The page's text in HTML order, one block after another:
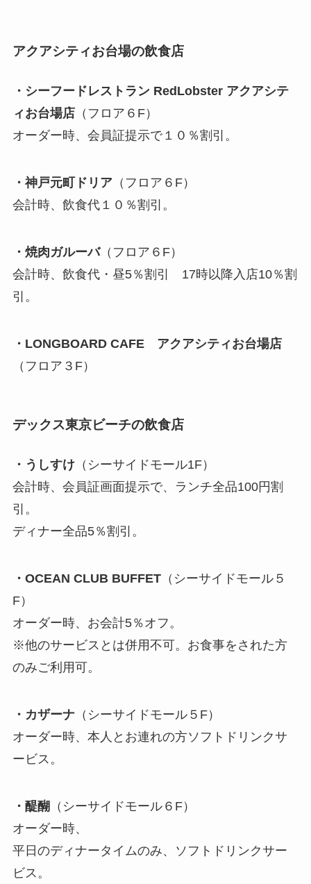
アクアシティお台場の飲食店
・シーフードレストラン RedLobster アクアシテ
ィお台場店（フロア６F）
オーダー時、会員証提示で１０％割引。
・神戸元町ドリア（フロア６F）
会計時、飲食代１０％割引。
・焼肉ガルーバ（フロア６F）
会計時、飲食代・昼5％割引 17時以降入店10％割
引。
・LONGBOARD CAFE アクアシティお台場店
（フロア３F）
デックス東京ビーチの飲食店
・うしすけ（シーサイドモール1F）
会計時、会員証画面提示で、ランチ全品100円割
引。
ディナー全品5％割引。
・OCEAN CLUB BUFFET（シーサイドモール５
F）
オーダー時、お会計5％オフ。
※他のサービスとは併用不可。お食事をされた方
のみご利用可。
・カザーナ（シーサイドモール５F）
オーダー時、本人とお連れの方ソフトドリンクサ
ービス。
・醍醐 （シーサイドモール６F）
オーダー時、
平日のディナータイムのみ、ソフトドリンクサー
ビス。